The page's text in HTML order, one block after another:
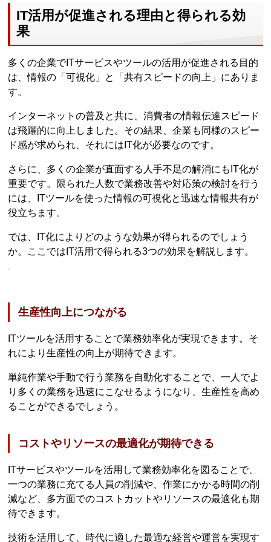
IT活用が促進される理由と得られる効
果
多くの企業でITサービスやツールの活用が促進される目的
は、情報の「可視化」と「共有スピードの向上」にありま
す。
インターネットの普及と共に、消費者の情報伝達スピード
は飛躍的に向上しました。その結果、企業も同様のスピー
ド感が求められ、それにはIT化が必要なのです。
さらに、多くの企業が直面する人手不足の解消にもIT化が
重要です。限られた人数で業務改善や対応策の検討を行う
には、ITツールを使った情報の可視化と迅速な情報共有が
役立ちます。
では、IT化によりどのような効果が得られるのでしょう
か。ここではIT活用で得られる3つの効果を解説します。
生産性向上につながる
ITツールを活用することで業務効率化が実現できます。そ
れにより生産性の向上が期待できます。
単純作業や手動で行う業務を自動化することで、一人でよ
り多くの業務を迅速にこなせるようになり、生産性を高め
ることができるでしょう。
コストやリソースの最適化が期待できる
ITサービスやツールを活用して業務効率化を図ることで、
一つの業務に充てる人員の削減や、作業にかかる時間の削
減など、多方面でのコストカットやリソースの最適化も期
待できます。
技術を活用して、時代に適した最適な経営や運営を実現す